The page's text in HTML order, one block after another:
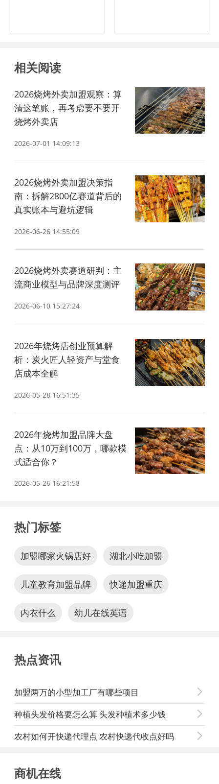
相关阅读
2026烧烤外卖加盟观察：算
清这笔账，再考虑要不要开
烧烤外卖店
2026-07-01 14:09:13
2026烧烤外卖加盟决策指
南：拆解2800亿赛道背后的
真实账本与避坑逻辑
2026-06-26 14:55:09
2026烧烤外卖赛道研判：主
流商业模型与品牌深度测评
2026-06-10 15:27:24
2026年烧烤店创业预算解
析：炭火匠人轻资产与堂食
店成本全解
2026-05-28 16:51:35
2026年烧烤加盟品牌大盘
点：从10万到100万，哪款模
式适合你？
2026-05-26 16:21:58
热门标签
加盟哪家火锅店好 湖北小吃加盟
儿童教育加盟品牌 快递加盟重庆
内衣什么 幼儿在线英语
热点资讯
加盟两万的小型加工厂有哪些项目 
种植头发价格要怎么算 头发种植术多少钱 
农村如何开快递代理点 农村快递代收点好吗 
商机在线